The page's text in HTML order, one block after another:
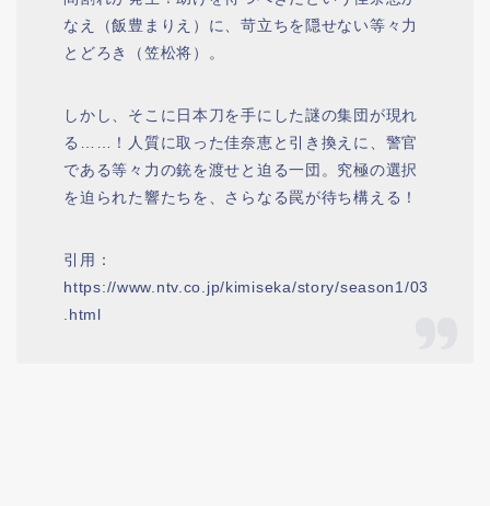
なえ（飯豊まりえ）に、苛立ちを隠せない等々力
とどろき（笠松将）。
しかし、そこに日本刀を手にした謎の集団が現れ
る……！人質に取った佳奈恵と引き換えに、警官
である等々力の銃を渡せと迫る一団。究極の選択
を迫られた響たちを、さらなる罠が待ち構える！
引用：
https://www.ntv.co.jp/kimiseka/story/season1/03
.html